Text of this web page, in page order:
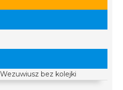
bez kolejki